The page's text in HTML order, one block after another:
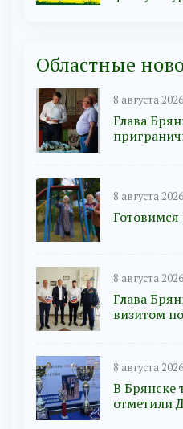
Областные
8 августа
Глава
8 августа
Готовимся
8 августа
Глава
визитом
8 августа
В Брянске
отметили